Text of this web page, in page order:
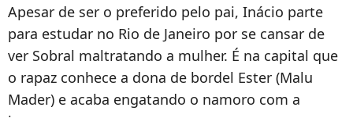
Apesar de ser o preferido pelo pai, Inácio parte
para estudar no Rio de Janeiro por se cansar de
ver Sobral maltratando a mulher. É na capital que
o rapaz conhece a dona de bordel Ester (Malu
Mader) e acaba engatando o namoro com a